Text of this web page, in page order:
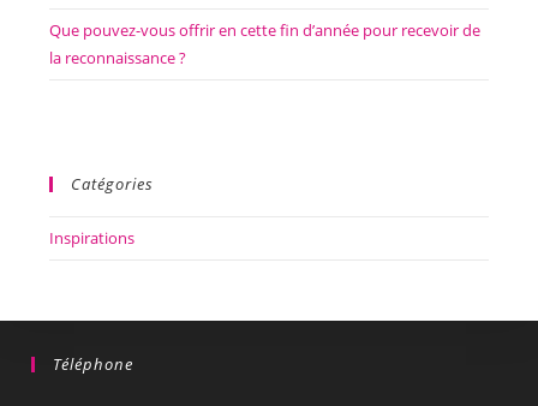
Que pouvez-vous offrir en cette fin d’année pour recevoir de
la reconnaissance ?
Catégories
Inspirations
Téléphone